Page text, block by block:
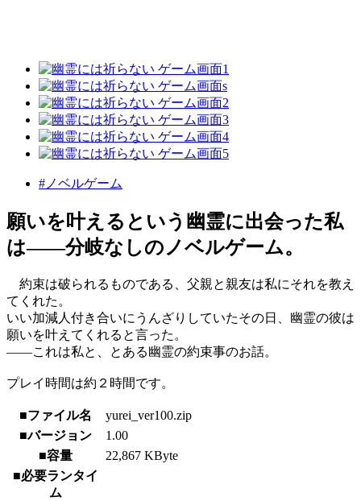
#ノベルゲーム
願いを叶えるという幽霊に出会った私
は――分岐なしのノベルゲーム。
約束は破られるものである、父親と親友は私にそれを教え
てくれた。
いい加減人付き合いにうんざりしていたその日、幽霊の彼は
願いを叶えてくれると言った。
――これは私と、とある幽霊の約束事のお話。
プレイ時間は約２時間です。
■ファイル名
yurei_ver100.zip
■バージョン
1.00
■容量
22,867 KByte
■必要ランタイ
ム